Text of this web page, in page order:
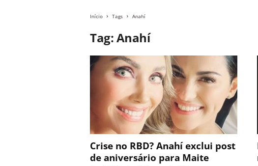
Início Tags Anahí
Tag: Anahí
Crise no RBD? Anahí exclui post
de aniversário para Maite